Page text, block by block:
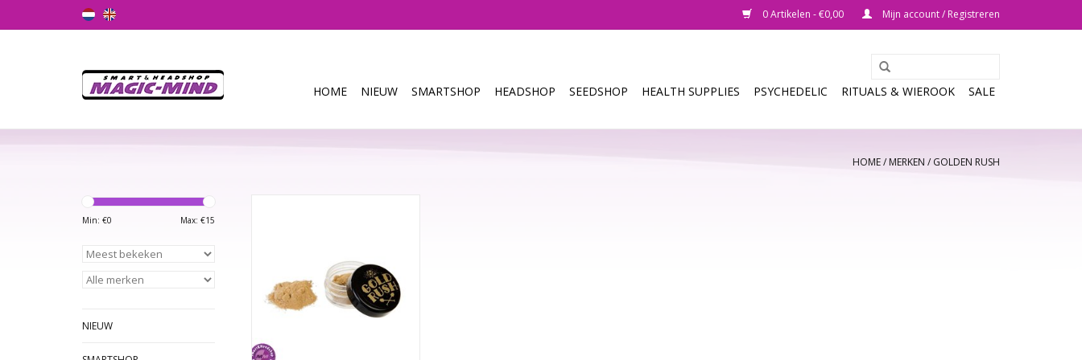
0 Artikelen - €0,00 Mijn account / Registreren
HOME NIEUW SMARTSHOP HEADSHOP SEEDSHOP HEALTH SUPPLIES PSYCHEDELIC RITUALS & WIEROOK SALE
HOME/MERKEN /GOLDEN RUSH
Min: €0 Max: €15
NIEUW
TOEVOEGEN AAN WINKELWAGEN